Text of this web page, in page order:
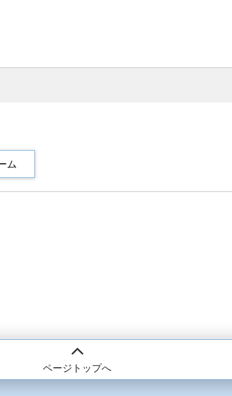
ページトップへ